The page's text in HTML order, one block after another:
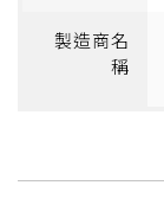
製造商名
稱